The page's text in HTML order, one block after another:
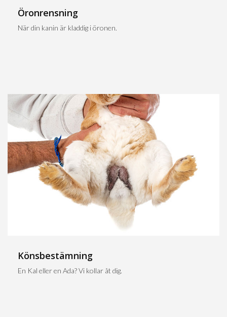
Öronrensning
När din kanin är kladdig i öronen.
Könsbestämning
En Kal eller en Ada? Vi kollar åt dig.